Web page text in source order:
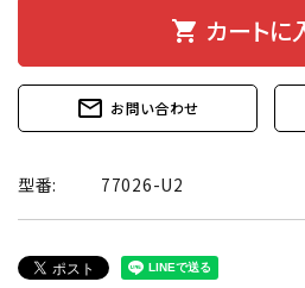
shopping_cart カートに
mail_outline お問い合わせ
型番: 77026-U2